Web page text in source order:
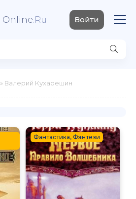
Online.Ru Войти
» Валерий Кухарешин
Фантастика, Фэнтези